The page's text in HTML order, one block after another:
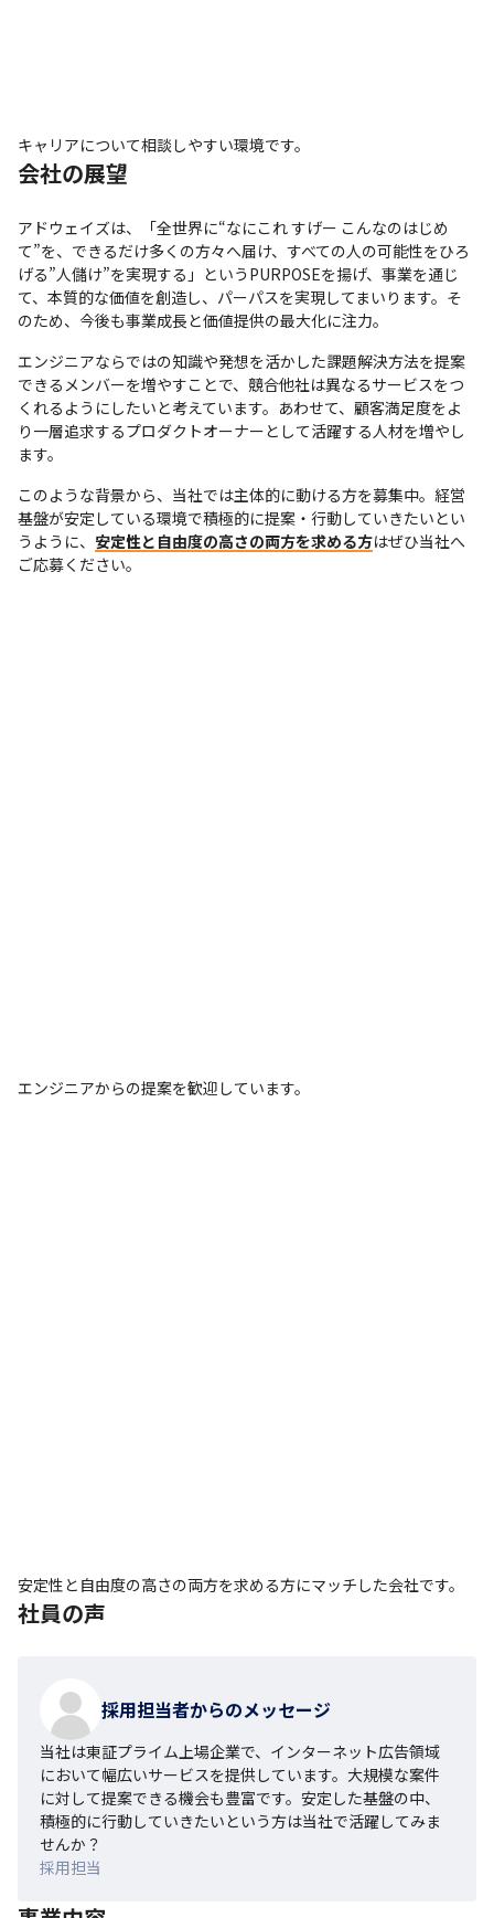
キャリアについて相談しやすい環境です。
会社の展望
アドウェイズは、「全世界に“なにこれ すげー こんなのはじめ
て”を、できるだけ多くの方々へ届け、すべての人の可能性をひろ
げる”人儲け”を実現する」というPURPOSEを揚げ、事業を通じ
て、本質的な価値を創造し、パーパスを実現してまいります。そ
のため、今後も事業成長と価値提供の最大化に注力。
エンジニアならではの知識や発想を活かした課題解決方法を提案
できるメンバーを増やすことで、競合他社は異なるサービスをつ
くれるようにしたいと考えています。あわせて、顧客満足度をよ
り一層追求するプロダクトオーナーとして活躍する人材を増やし
ます。
このような背景から、当社では主体的に動ける方を募集中。経営
基盤が安定している環境で積極的に提案・行動していきたいとい
うように、 安定性と自由度の高さの両方を求める方はぜひ当社へ
ご応募ください。
エンジニアからの提案を歓迎しています。
安定性と自由度の高さの両方を求める方にマッチした会社です。
社員の声
採用担当者からのメッセージ
当社は東証プライム上場企業で、インターネット広告領域
において幅広いサービスを提供しています。大規模な案件
に対して提案できる機会も豊富です。安定した基盤の中、
積極的に行動していきたいという方は当社で活躍してみま
せんか？
採用担当